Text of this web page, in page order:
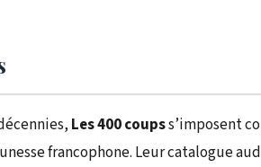
Les 400 coupss’imposent
francophone. Leur catalogue